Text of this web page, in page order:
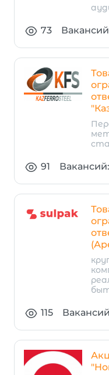
73
91
115